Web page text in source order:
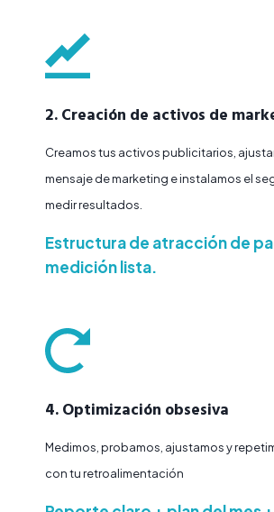
2. Creación de activos de
Creamos tus activos publicitarios,
mensaje de marketing e instalamos el
medir resultados.
Estructura de atracción de
medición lista.
4. Optimización obsesiva
Medimos, probamos, ajustamos y
con tu retroalimentación